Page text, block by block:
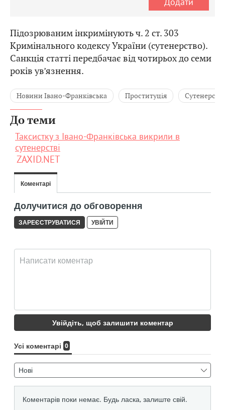
Підозрюваним інкримінують ч. 2 ст. 303
Кримінального кодексу України (сутенерство).
Санкція статті передбачає від чотирьох до семи
років ув’язнення.
Новини Івано-Франківська Проституція
До теми
Таксистку з Івано-Франківська викрили в
сутенерстві
ZAXID.NET